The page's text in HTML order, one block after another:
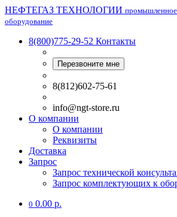
НЕФТЕГАЗ ТЕХНОЛОГИИ промышленное
оборудование
8(800)775-29-52 Контакты
Перезвоните мне
8(812)602-75-61
info@ngt-store.ru
О компании
О компании
Реквизиты
Доставка
Запрос
Запрос технической
Запрос комплектующих к
0 0.00 р.